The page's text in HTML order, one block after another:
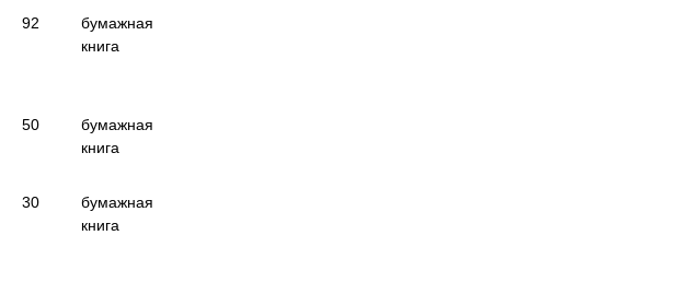
92
бумажная
книга
50
бумажная
книга
30
бумажная
книга